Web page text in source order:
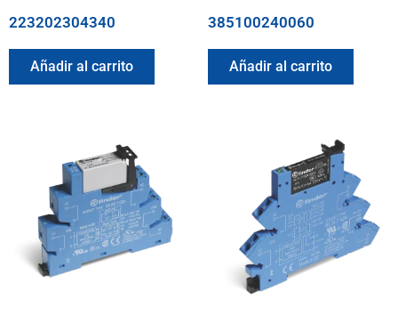
223202304340
Añadir al carrito
385100240060
Añadir al carrito